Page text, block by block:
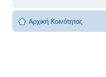
Αρχική Κοινότητας